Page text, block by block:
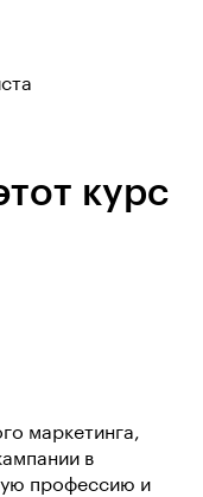
курс
маркетинга,
в
профессию и